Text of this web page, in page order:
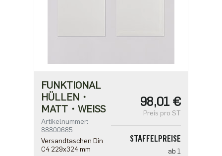
FUNKTIONAL
HÜLLEN・
MATT・WEISS
Artikelnummer:
88800685
Versandtaschen Din
C4 229x324 mm
98,01 €
Preis pro ST
STAFFELPREISE
ab 1